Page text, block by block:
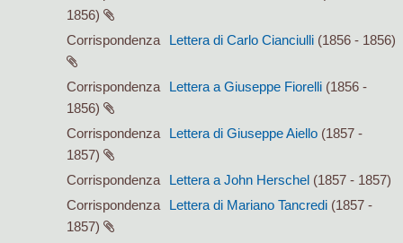
1856)
Corrispondenza
Lettera di Carlo Cianciulli (1856 - 1856)
Corrispondenza Lettera a Giuseppe Fiorelli (1856 -
1856)
Corrispondenza
Lettera di Giuseppe Aiello (1857 -
1857)
Corrispondenza
Lettera a John Herschel (1857 - 1857)
Corrispondenza
Lettera di Mariano Tancredi (1857 -
1857)